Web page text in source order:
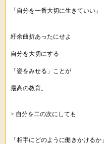
「自分を一番大切に生きていい」
紆余曲折あったにせよ
自分を大切にする
「姿をみせる」ことが
最高の教育。
> 自分を二の次にしても
「相手にどのように働きかけるか」